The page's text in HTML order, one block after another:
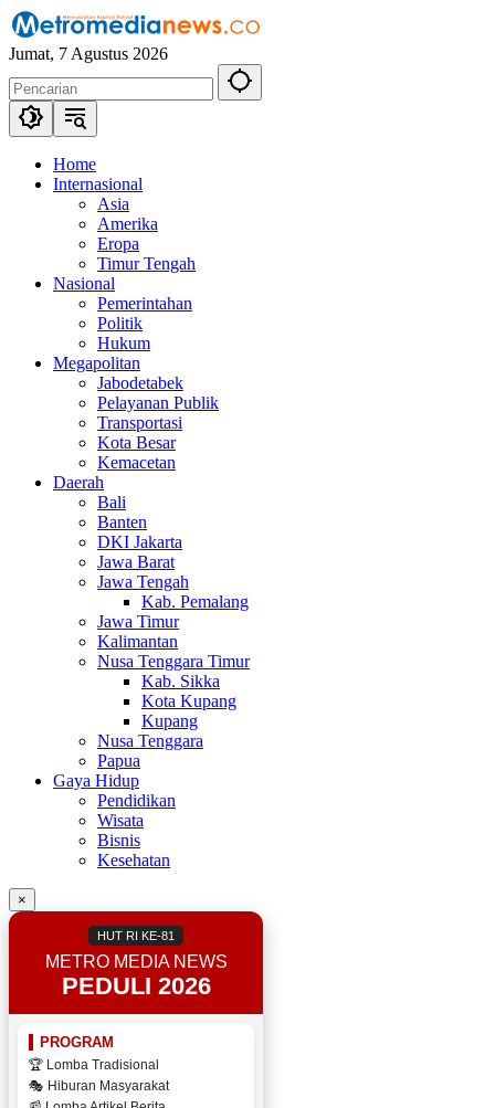
Langsung
ke
konten
Jumat, 7 Agustus 2026
Home
Internasional
Asia
Amerika
Eropa
Timur Tengah
Nasional
Pemerintahan
Politik
Hukum
Megapolitan
Jabodetabek
Pelayanan Publik
Transportasi
Kota Besar
Kemacetan
Daerah
Bali
Banten
DKI Jakarta
Jawa Barat
Jawa Tengah
Kab. Pemalang
Jawa Timur
Kalimantan
Nusa Tenggara Timur
Kab. Sikka
Kota Kupang
Kupang
Nusa Tenggara
Papua
Gaya Hidup
Pendidikan
Wisata
Bisnis
Kesehatan
×
HUT RI KE-81
METRO MEDIA NEWS
PEDULI 2026
PROGRAM
🏆 Lomba Tradisional
🎭 Hiburan Masyarakat